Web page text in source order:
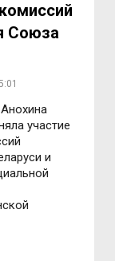
Союза
участие
и